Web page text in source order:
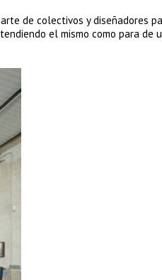
de colectivos y diseñadores
el mismo como para de